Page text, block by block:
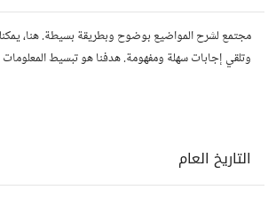
مجتمع لشرح المواضيع بوضوح وبطريقة بسيطة. هنا،
وتلقي إجابات سهلة ومفهومة. هدفنا هو تبسيط
التاريخ العام